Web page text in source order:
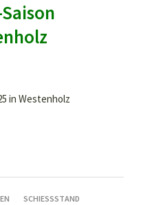
in Westenholz
SCHIESSSTAND